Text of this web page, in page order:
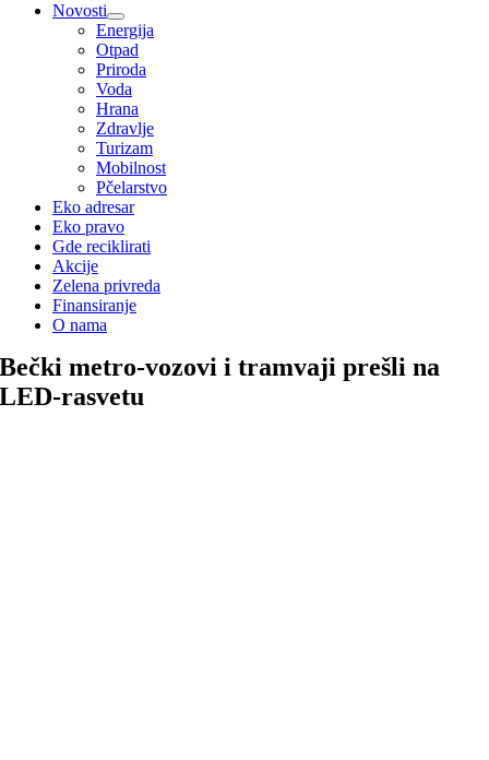
Novosti
Energija
Otpad
Priroda
Voda
Hrana
Zdravlje
Turizam
Mobilnost
Pčelarstvo
Eko adresar
Eko pravo
Gde reciklirati
Akcije
Zelena privreda
Finansiranje
O nama
Bečki metro-vozovi i tramvaji prešli na
LED-rasvetu